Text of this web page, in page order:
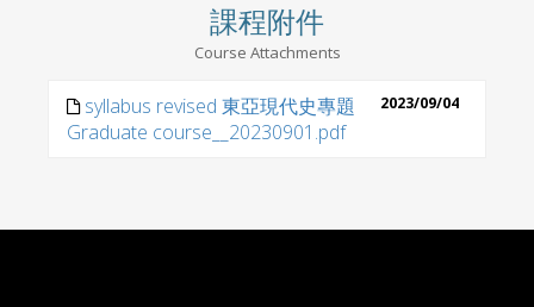
課程附件
Course Attachments
2023/09/04
syllabus revised 東亞現代史專題
Graduate course__20230901.pdf